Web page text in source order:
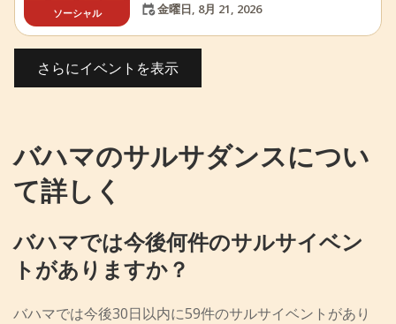
ソーシャル
金曜日, 8月 21, 2026
さらにイベントを表示
バハマのサルサダンスについ
て詳しく
バハマでは今後何件のサルサイベン
トがありますか？
バハマでは今後30日以内に59件のサルサイベントがあり